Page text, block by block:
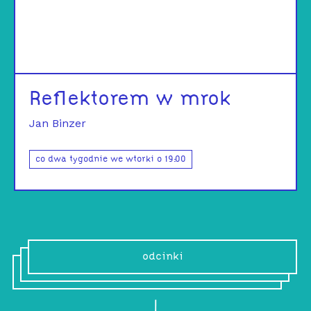
Reflektorem w mrok
Jan Binzer
co dwa tygodnie we wtorki o 19:00
odcinki